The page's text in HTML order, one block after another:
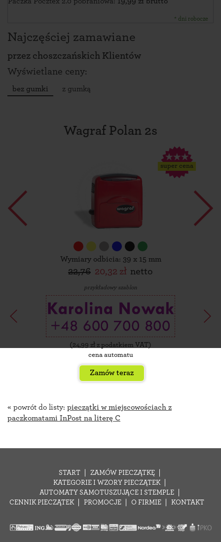
* dni robocze
Najczęściej zamawiane
przez choszczańskich Klientów
Wyświetlane ceny:
bez gumki z gumką
Wagraf Polan 2s
super cena
Wymiary odbicia: 39 x 15 mm
22,76 20,32 zł netto
przykładowy szablon
( 24,99 zł z podatkiem VAT)
cena automatu
Zamów teraz
« powrót do listy: pieczątki w miejscowościach z
paczkomatami InPost na literę C
START
ZAMÓW PIECZĄTKĘ
KATEGORIE I WZORY PIECZĄTEK
AUTOMATY SAMOTUSZUJĄCE I STEMPLE
CENNIK PIECZĄTEK
PROMOCJE O FIRMIE KONTAKT